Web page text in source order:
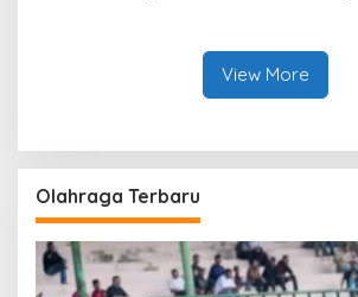
View More
Olahraga Terbaru